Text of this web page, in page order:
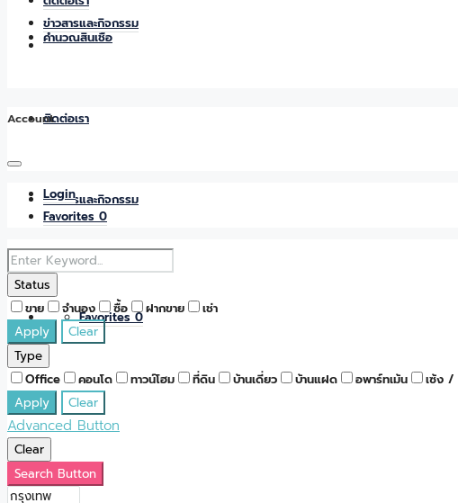
คำนวณสินเชื่อ
ติดต่อเรา
ข่าวสารและกิจกรรม
Favorites0
ข่าวสารและกิจกรรม
Account
Login
Favorites 0
Status
ขาย จำนอง ซื้อ ฝากขาย เช่า
Apply
Clear
Type
Office คอนโด ทาวน์โฮม ที่ดิน บ้านเดี่ยว บ้านแฝด อพาร์ทเม้น เซ้ง /
Apply Clear
Advanced Button
Clear
Search Button